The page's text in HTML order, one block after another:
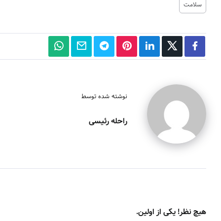
سلامت
نوشته شده توسط
راحله رئیسی
هیچ نظر! یکی از اولین.